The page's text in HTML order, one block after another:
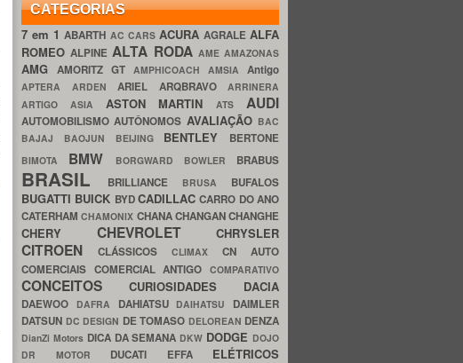
CATEGORIAS
7 em 1ABARTH AC CARS ACURA AGRALE ALFA
ROMEOALPINEALTA RODA AME AMAZONAS
AMG AMORITZ GT AMPHICOACH AMSIA Antigo
APTERA ARDEN ARIEL ARQBRAVO ARRINERA
ARTIGO ASIA ASTON MARTINATS AUDI
AUTOMOBILISMOAUTÔNOMOS AVALIAÇÃO BAC
BAJAJ BAOJUN BEIJING BENTLEY BERTONE
BIMOTA BMW BORGWARD BOWLER BRABUS
BRASIL BRILLIANCE BRUSA BUFALOS
BUGATTI BUICK BYDCADILLACCARRO DO ANO
CATERHAMCHAMONIX CHANACHANGANCHANGHE
CHERY CHEVROLET CHRYSLER
CITROEN CLÁSSICOS CLIMAX CN AUTO
COMERCIAIS COMERCIAL ANTIGOCOMPARATIVO
CONCEITOS CURIOSIDADES DACIA
DAEWOO DAFRA DAHIATSU DAIHATSU DAIMLER
DATSUN DC DESIGN DE TOMASO DELOREAN DENZA
DianZi Motors DICA DA SEMANA DKW DODGE DOJO
DR MOTOR DUCATI EFFA ELÉTRICOS